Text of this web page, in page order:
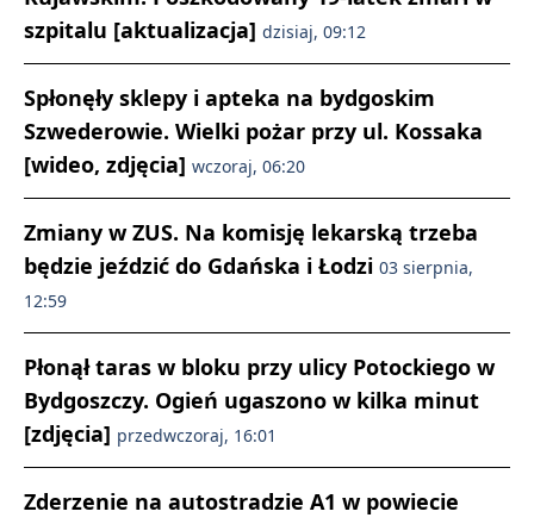
szpitalu [aktualizacja] dzisiaj, 09:12
Spłonęły sklepy i apteka na bydgoskim
Szwederowie. Wielki pożar przy ul. Kossaka
[wideo, zdjęcia] wczoraj, 06:20
Zmiany w ZUS. Na komisję lekarską trzeba
będzie jeździć do Gdańska i Łodzi 03 sierpnia,
12:59
Płonął taras w bloku przy ulicy Potockiego w
Bydgoszczy. Ogień ugaszono w kilka minut
[zdjęcia] przedwczoraj, 16:01
Zderzenie na autostradzie A1 w powiecie